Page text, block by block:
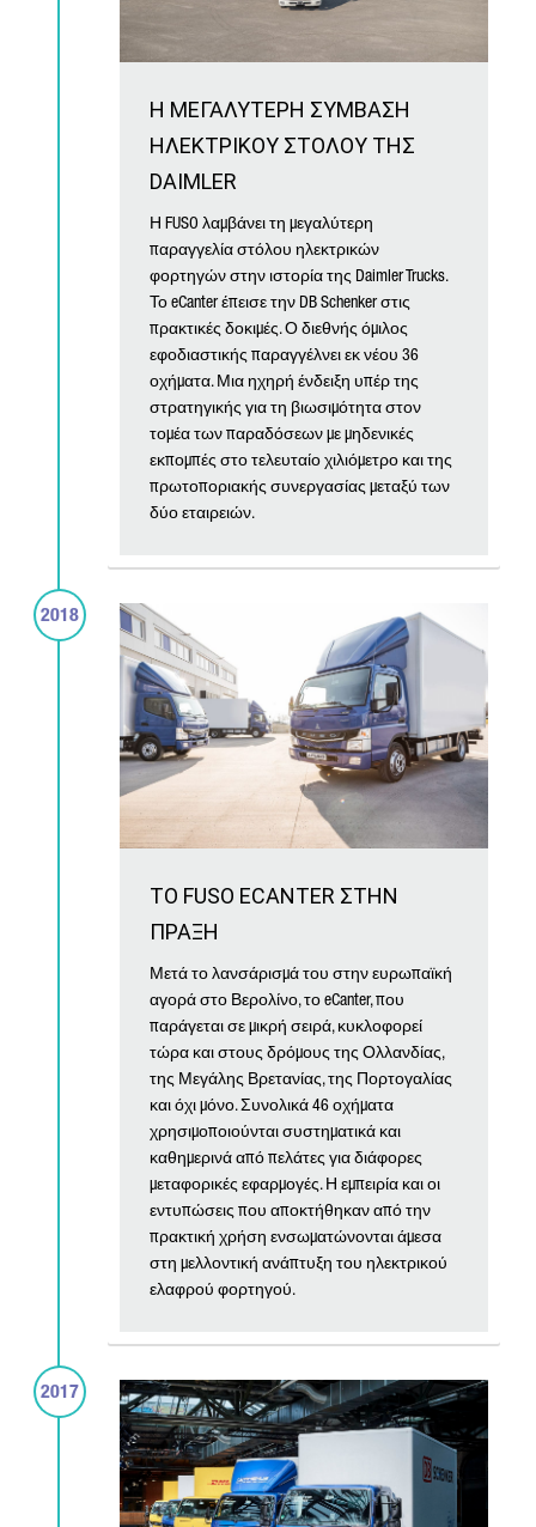
Η ΜΕΓΑΛΥΤΕΡΗ ΣΥΜΒΑΣΗ
ΗΛΕΚΤΡΙΚΟΥ ΣΤΟΛΟΥ ΤΗΣ
DAIMLER
Η FUSO λαμβάνει τη μεγαλύτερη
παραγγελία στόλου ηλεκτρικών
φορτηγών στην ιστορία της Daimler Trucks.
Το eCanter έπεισε την DB Schenker στις
πρακτικές δοκιμές. Ο διεθνής όμιλος
εφοδιαστικής παραγγέλνει εκ νέου 36
οχήματα. Μια ηχηρή ένδειξη υπέρ της
στρατηγικής για τη βιωσιμότητα στον
τομέα των παραδόσεων με μηδενικές
εκπομπές στο τελευταίο χιλιόμετρο και της
πρωτοποριακής συνεργασίας μεταξύ των
δύο εταιρειών.
ΤΟ FUSO ECANTER ΣΤΗΝ
ΠΡΑΞΗ
Μετά το λανσάρισμά του στην ευρωπαϊκή
αγορά στο Βερολίνο, το eCanter, που
παράγεται σε μικρή σειρά, κυκλοφορεί
τώρα και στους δρόμους της Ολλανδίας,
της Μεγάλης Βρετανίας, της Πορτογαλίας
και όχι μόνο. Συνολικά 46 οχήματα
χρησιμοποιούνται συστηματικά και
καθημερινά από πελάτες για διάφορες
μεταφορικές εφαρμογές. Η εμπειρία και οι
εντυπώσεις που αποκτήθηκαν από την
πρακτική χρήση ενσωματώνονται άμεσα
στη μελλοντική ανάπτυξη του ηλεκτρικού
ελαφρού φορτηγού.
2018
2017